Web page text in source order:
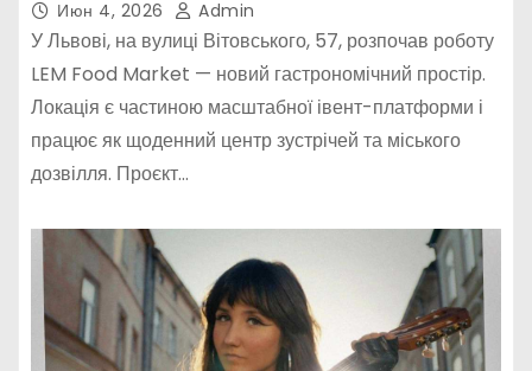
Июн 4, 2026 Admin
У Львові, на вулиці Вітовського, 57, розпочав роботу
LEM Food Market — новий гастрономічний простір.
Локація є частиною масштабної івент-платформи і
працює як щоденний центр зустрічей та міського
дозвілля. Проєкт…